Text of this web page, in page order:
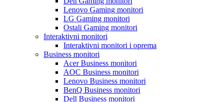
Lenovo Gaming monitori
LG Gaming monitori
Ostali Gaming monitori
Interaktivni monitori
Interaktivni monitori i oprema
Business monitori
Acer Business monitori
AOC Business monitori
Lenovo Business monitori
BenQ Business monitori
Dell Business monitori